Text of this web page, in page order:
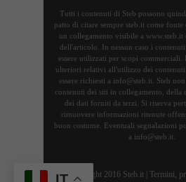
Tutti i contenuti di Steb possono
patto di citare sempre steb.it come
un collegamento visibile a www.steb.it
dell'articolo. In nessun caso i
essere utilizzati per scopi commerciali.
ulteriori relativi all'utilizzo dei contenuti
essere richiesti a info@steb.it. Steb
contenuti dei siti in collegamento, della
dei dati forniti da terzi. Si riserva
rimuovere informazioni ritenute
buon costume. Eventuali segnalazioni
a info@steb.it.
Copyright 2016 Steb.it | Termini,